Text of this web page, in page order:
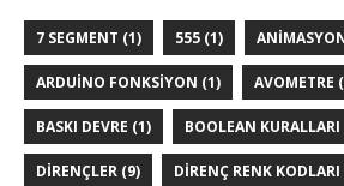
7 SEGMENT (1) 555 (1)
ARDUINO FONKSIYON (1) AVOMETRE
BASKI DEVRE (1) BOOLEAN KURALLARI
DIRENÇLER (9) DIRENÇ RENK KODLARI